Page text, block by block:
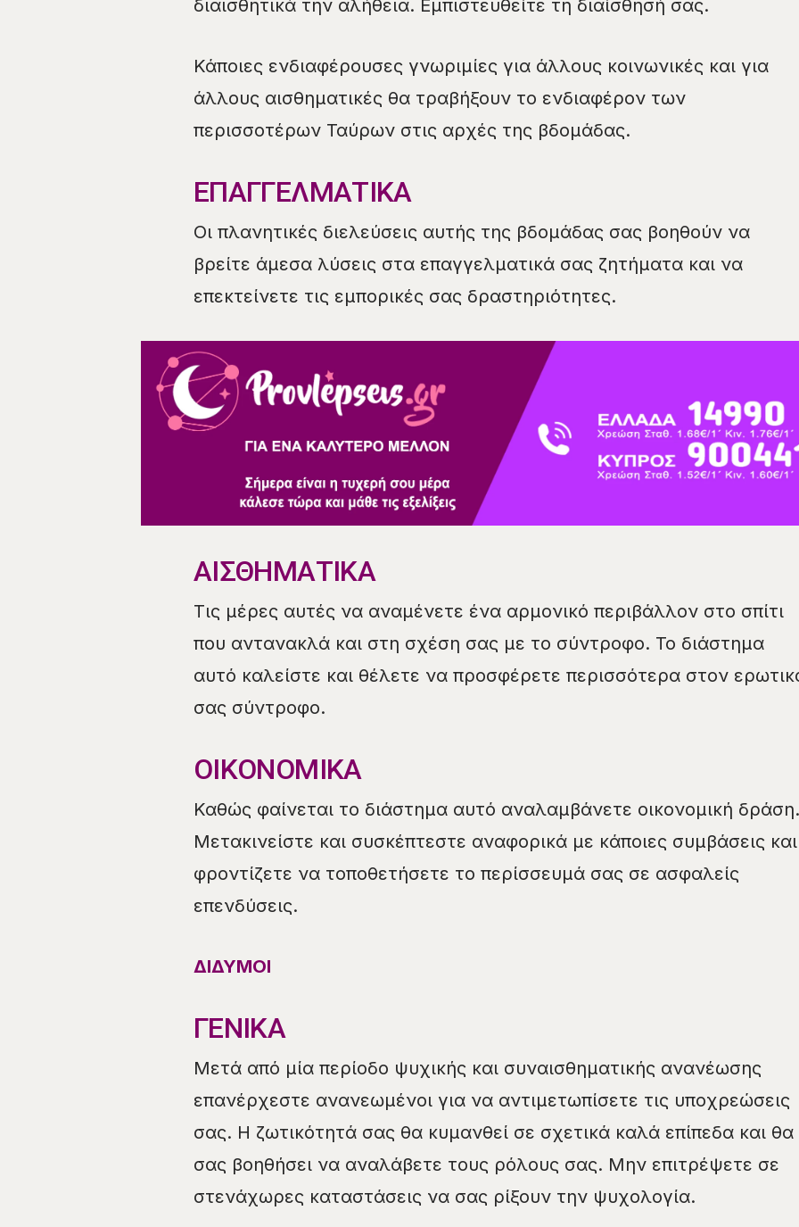
διαισθητικά την αλήθεια. Εμπιστευθείτε τη διαίσθησή σας.
Κάποιες ενδιαφέρουσες γνωριμίες για άλλους κοινωνικές και για
άλλους αισθηματικές θα τραβήξουν το ενδιαφέρον των
περισσοτέρων Ταύρων στις αρχές της βδομάδας.
ΕΠΑΓΓΕΛΜΑΤΙΚΑ
Οι πλανητικές διελεύσεις αυτής της βδομάδας σας βοηθούν να
βρείτε άμεσα λύσεις στα επαγγελματικά σας ζητήματα και να
επεκτείνετε τις εμπορικές σας δραστηριότητες.
ΑΙΣΘΗΜΑΤΙΚΑ
Τις μέρες αυτές να αναμένετε ένα αρμονικό περιβάλλον στο σπίτι
που αντανακλά και στη σχέση σας με το σύντροφο. Το διάστημα
αυτό καλείστε και θέλετε να προσφέρετε περισσότερα στον
σας σύντροφο.
ΟΙΚΟΝΟΜΙΚΑ
Καθώς φαίνεται το διάστημα αυτό αναλαμβάνετε οικονομική δράση.
Μετακινείστε και συσκέπτεστε αναφορικά με κάποιες συμβάσεις και
φροντίζετε να τοποθετήσετε το περίσσευμά σας σε ασφαλείς
επενδύσεις.
ΔΙΔΥΜΟΙ
ΓΕΝΙΚΑ
Μετά από μία περίοδο ψυχικής και συναισθηματικής ανανέωσης
επανέρχεστε ανανεωμένοι για να αντιμετωπίσετε τις υποχρεώσεις
σας. Η ζωτικότητά σας θα κυμανθεί σε σχετικά καλά επίπεδα και θα
σας βοηθήσει να αναλάβετε τους ρόλους σας. Μην επιτρέψετε σε
στενάχωρες καταστάσεις να σας ρίξουν την ψυχολογία.